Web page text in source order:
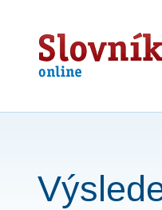
Slovník
online